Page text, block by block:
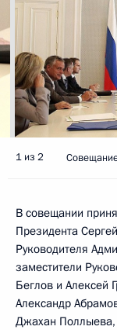
1 из 2
В совещании
Президента
Руководителя
заместители
Беглов и Алексей
Александр
Джахан Поллыева,